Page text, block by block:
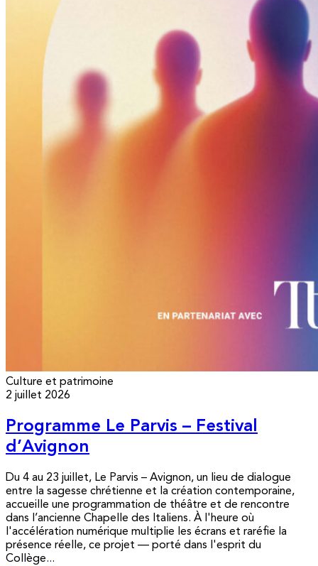
Culture et patrimoine
2 juillet 2026
Programme Le Parvis – Festival
d’Avignon
Du 4 au 23 juillet, Le Parvis – Avignon, un lieu de dialogue
entre la sagesse chrétienne et la création contemporaine,
accueille une programmation de théâtre et de rencontre
dans l’ancienne Chapelle des Italiens. À l'heure où
l'accélération numérique multiplie les écrans et raréfie la
présence réelle, ce projet — porté dans l'esprit du
Collège...